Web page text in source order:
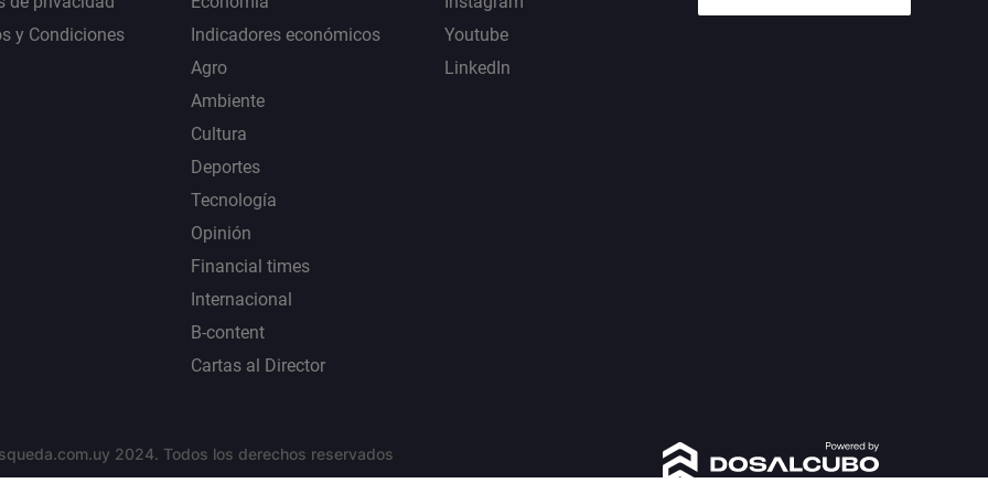
y Condiciones
Indicadores económicos
Agro
Ambiente
Cultura
Deportes
Tecnología
Opinión
Financial times
Internacional
B-content
Cartas al Director
Youtube
LinkedIn
2024. Todos los derechos reservados